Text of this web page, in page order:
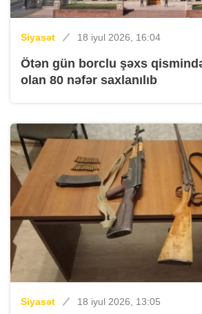
Siyasət 18 iyul 2026, 16:04
Ötən gün borclu şəxs
olan 80 nəfər saxlanılıb
Siyasət 18 iyul 2026, 13:05